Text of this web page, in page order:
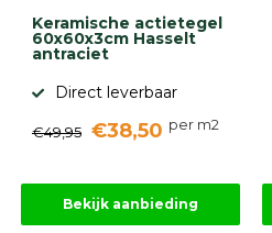
Keramische actietegel
60x60x3cm Hasselt
antraciet
Direct leverbaar
€49,95 €38,50 per m2
Bekijk aanbieding